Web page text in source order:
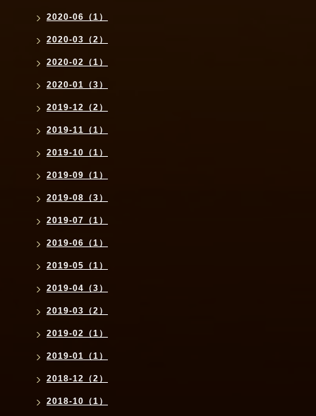
2020-06（1）
2020-03（2）
2020-02（1）
2020-01（3）
2019-12（2）
2019-11（1）
2019-10（1）
2019-09（1）
2019-08（3）
2019-07（1）
2019-06（1）
2019-05（1）
2019-04（3）
2019-03（2）
2019-02（1）
2019-01（1）
2018-12（2）
2018-10（1）